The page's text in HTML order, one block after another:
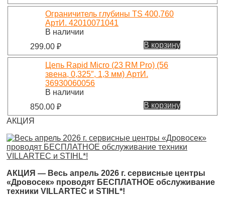
Ограничитель глубины TS 400,760
АртИ. 42010071041
В наличии
299.00 ₽ В корзину
Цепь Rapid Micro (23 RM Pro) (56
звена, 0,325″, 1,3 мм) АртИ.
36930060056
В наличии
850.00 ₽
В корзину
АКЦИЯ
АКЦИЯ — Весь апрель 2026 г. сервисные центры
«Дровосек» проводят БЕСПЛАТНОЕ обслуживание
техники VILLARTEC и STIHL*!